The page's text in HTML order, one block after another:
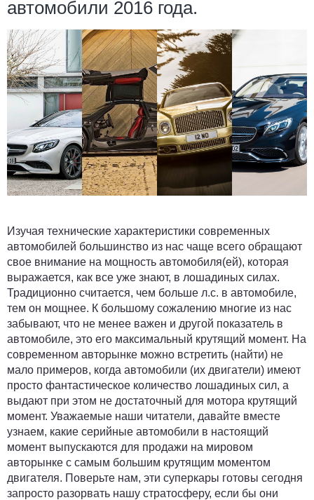
автомобили 2016 года.
Изучая технические характеристики современных
автомобилей большинство из нас чаще всего обращают
свое внимание на мощность автомобиля(ей), которая
выражается, как все уже знают, в лошадиных силах.
Традиционно считается, чем больше л.с. в автомобиле,
тем он мощнее. К большому сожалению многие из нас
забывают, что не менее важен и другой показатель в
автомобиле, это его максимальный крутящий момент. На
современном авторынке можно встретить (найти) не
мало примеров, когда автомобили (их двигатели) имеют
просто фантастическое количество лошадиных сил, а
выдают при этом не достаточный для мотора крутящий
момент. Уважаемые наши читатели, давайте вместе
узнаем, какие серийные автомобили в настоящий
момент выпускаются для продажи на мировом
авторынке с самым большим крутящим моментом
двигателя. Поверьте нам, эти суперкары готовы сегодня
запросто разорвать нашу стратосферу, если бы они